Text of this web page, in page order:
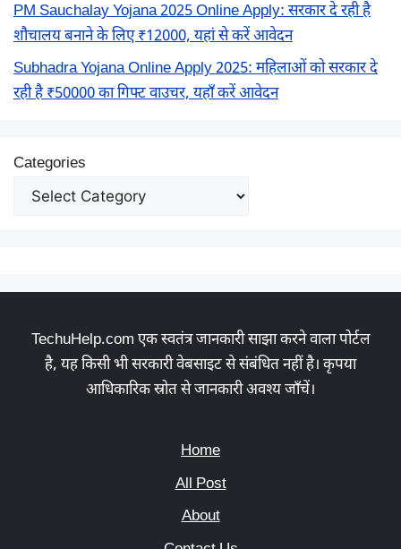
PM Sauchalay Yojana 2025 Online Apply: सरकार दे रही है
शौचालय बनाने के लिए ₹12000, यहां से करें आवेदन
Subhadra Yojana Online Apply 2025: महिलाओं को सरकार दे
रही है ₹50000 का गिफ्ट वाउचर, यहाँ करें आवेदन
Categories
TechuHelp.com एक स्वतंत्र जानकारी साझा करने वाला पोर्टल
है, यह किसी भी सरकारी वेबसाइट से संबंधित नहीं है। कृपया
आधिकारिक स्रोत से जानकारी अवश्य जाँचें।
Home
All Post
About